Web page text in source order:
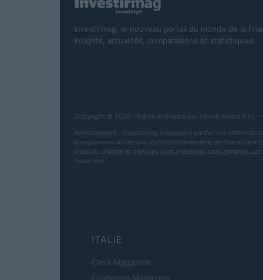
Investirmag, le nouveau portail du monde de la
Insights, actualités, comparaisons et statistiques.
Copyright © 2026 · Publié en France par AdHub Media S.r.l.
Avertissement : Investirmag s'engage à garder vos
lorsque vous visitez une institution financière, un fournisseur
produits d'achat et services sont présentés sans garantie.
financière.
ITALIE
Casa Magazine
Cineverse Magazine